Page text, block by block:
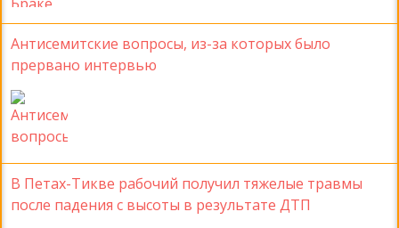
Антисемитские вопросы, из-за которых было
прервано интервью
В Петах-Тикве рабочий получил тяжелые травмы
после падения с высоты в результате ДТП